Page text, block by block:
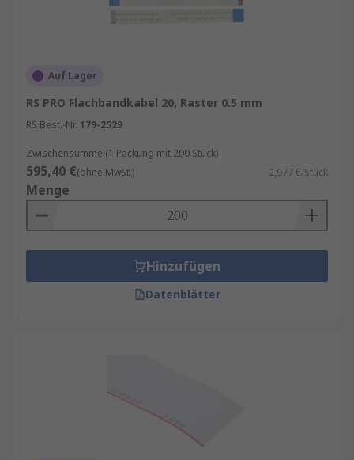
Auf Lager
RS PRO Flachbandkabel 20, Raster 0.5 mm
RS Best.-Nr. 179-2529
Zwischensumme (1 Packung mit 200 Stück)
595,40 €(ohne MwSt.) 2,977 €/Stück
Menge
Hinzufügen
Datenblätter